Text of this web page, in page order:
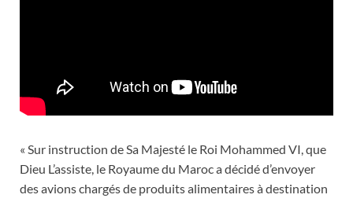
« Sur instruction de Sa Majesté le Roi Mohammed VI, que
Dieu L’assiste, le Royaume du Maroc a décidé d’envoyer
des avions chargés de produits alimentaires à destination